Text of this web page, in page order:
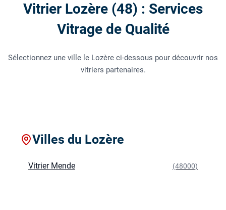
Vitrier Lozère (48) : Services
Vitrage de Qualité
Sélectionnez une ville le Lozère ci-dessous pour découvrir nos
vitriers partenaires.
Villes du Lozère
Vitrier Mende (48000)